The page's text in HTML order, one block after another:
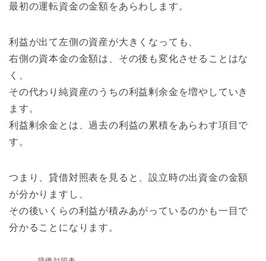
最初の運転資金の金額をあらわします。
利益が出て左側の資産が大きくなっても、
右側の資本金の金額は、その後も変化させることはな
く、
その代わり純資産のうちの利益剰余金を増やしていき
ます。
利益剰余金とは、過去の利益の累積をあらわす項目で
す。
つまり、貸借対照表を見ると、設立時の出資金の金額
が分かりますし、
その後いくらの利益が積みあがっているのかも一目で
分かることになります。